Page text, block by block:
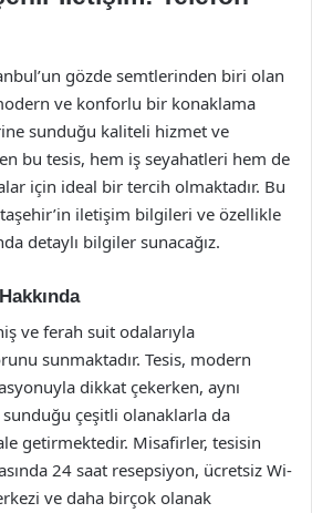
gözde semtlerinden biri olan
ve konforlu bir konaklama
sunduğu kaliteli hizmet ve
bu tesis, hem iş seyahatleri hem de
için ideal bir tercih olmaktadır. Bu
iletişim bilgileri ve özellikle
detaylı bilgiler sunacağız.
ve ferah suit odalarıyla
sunmaktadır. Tesis, modern
dikkat çekerken, aynı
çeşitli olanaklarla da
getirmektedir. Misafirler, tesisin
24 saat resepsiyon, ücretsiz Wi-
ve daha birçok olanak